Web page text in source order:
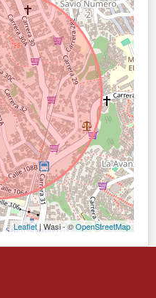
Leaflet | Wasi - ©OpenStreetMap